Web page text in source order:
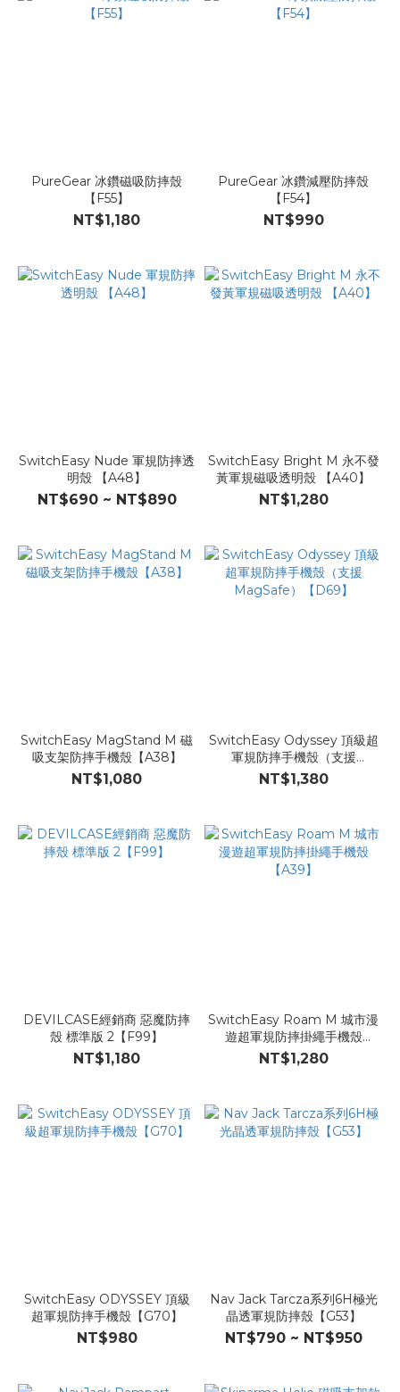
PureGear 冰鑽磁吸防摔殼
【F55】
NT$1,180
PureGear 冰鑽減壓防摔殼
【F54】
NT$990
SwitchEasy Nude 軍規防摔透
明殼 【A48】
NT$690 ~ NT$890
SwitchEasy Bright M 永不發
黃軍規磁吸透明殼 【A40】
NT$1,280
SwitchEasy MagStand M 磁
吸支架防摔手機殼【A38】
NT$1,080
SwitchEasy Odyssey 頂級超
軍規防摔手機殼（支援
MagSafe）【D69】
NT$1,380
DEVILCASE經銷商 惡魔防摔
殼 標準版 2【F99】
NT$1,180
SwitchEasy Roam M 城市漫
遊超軍規防摔掛繩手機殼
【A39】
NT$1,280
SwitchEasy ODYSSEY 頂級
超軍規防摔手機殼【G70】
NT$980
Nav Jack Tarcza系列6H極光
晶透軍規防摔殼【G53】
NT$790 ~ NT$950